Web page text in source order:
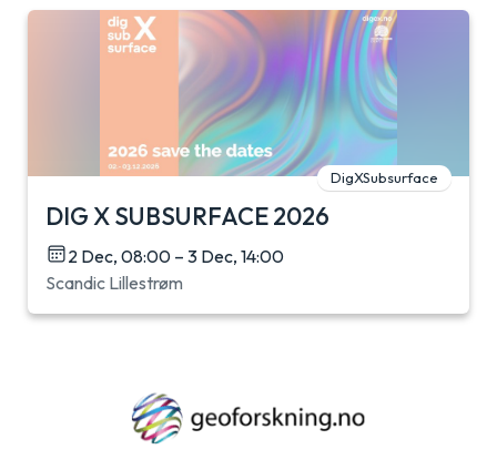
DigXSubsurface
DIG X SUBSURFACE 2026
2 Dec, 08:00 – 3 Dec, 14:00
Scandic Lillestrøm